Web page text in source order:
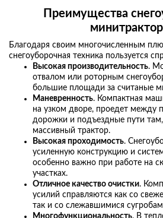
Преимущества
Благодаря своим многочисленным
снегоуборочная техника пользуется
Высокая производительность.
отвалом или роторным
большие площади за считаные
Маневренность. Компактная
на узком дворе, проедет между
дорожки и подъездные пути
массивный трактор.
Высокая проходимость.
усиленную конструкцию и
особенно важно при работе на
участках.
Отличное качество очистки.
усилий справляются как со
так и со слежавшимися